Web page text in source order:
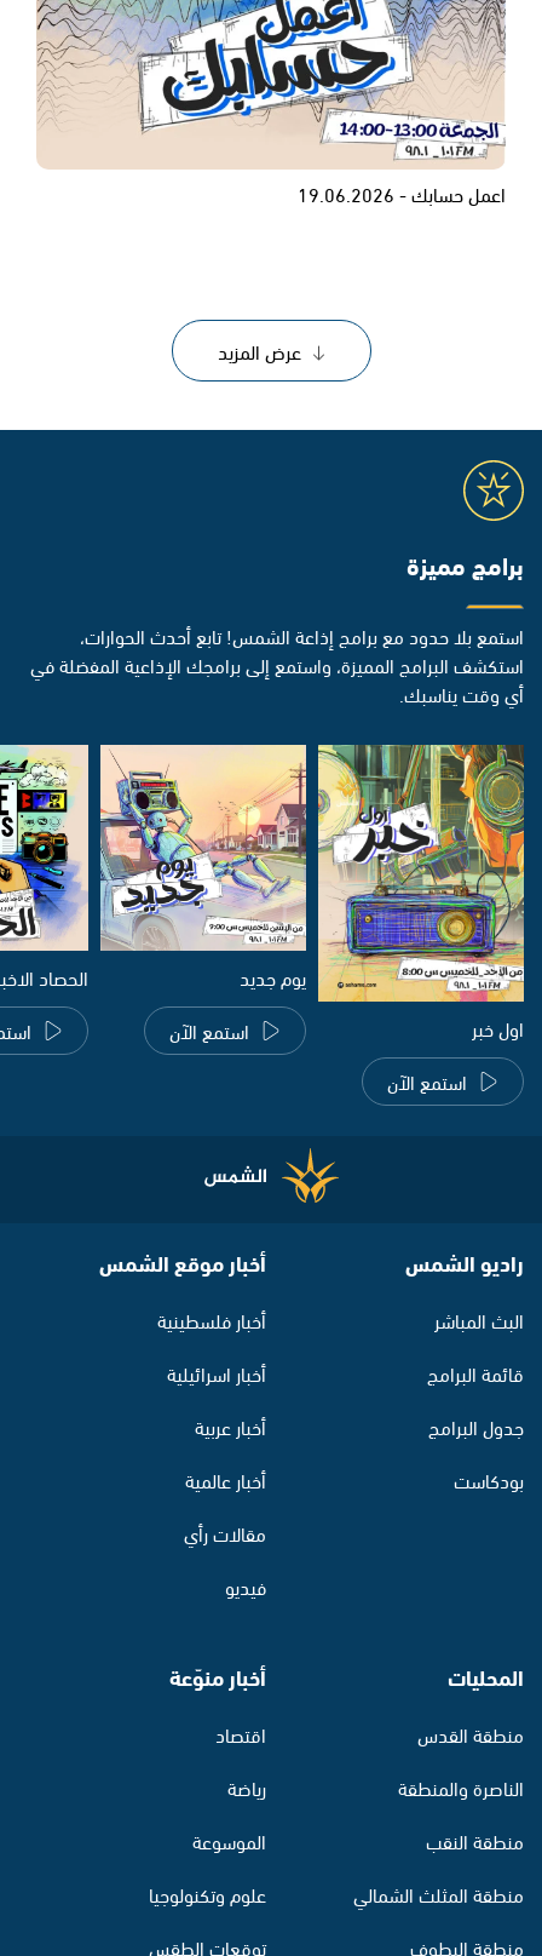
اعمل حسابك - 19.06.2026
عرض المزيد
برامج مميزة
استمع بلا حدود مع برامج إذاعة الشمس! تابع أحدث الحوارات،
استكشف البرامج المميزة، واستمع إلى برامجك الإذاعية المفضلة في
أي وقت يناسبك.
اول خبر
استمع الآن
يوم جديد
استمع الآن
الحصاد
راديو الشمس
البث المباشر
قائمة البرامج
جدول البرامج
بودكاست
أخبار موقع الشمس
أخبار فلسطينية
أخبار اسرائيلية
أخبار عربية
أخبار عالمية
مقالات رأي
فيديو
المحليات
منطقة القدس
الناصرة والمنطقة
منطقة النقب
منطقة المثلث الشمالي
منطقة البطوف
أخبار منوّعة
اقتصاد
رياضة
الموسوعة
علوم وتكنولوجيا
توقعات الطقس